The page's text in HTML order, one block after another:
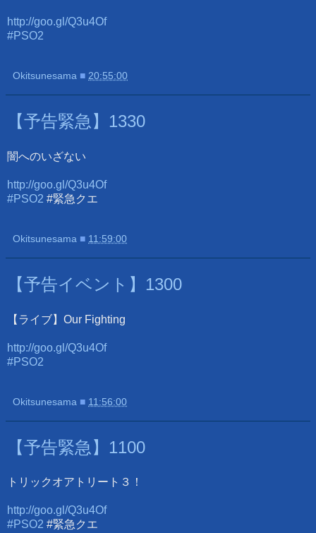
http://goo.gl/Q3u4Of
#PSO2
Okitsunesama ■ 20:55:00
【予告緊急】1330
闇へのいざない
http://goo.gl/Q3u4Of
#PSO2 #緊急クエ
Okitsunesama ■ 11:59:00
【予告イベント】1300
【ライブ】Our Fighting
http://goo.gl/Q3u4Of
#PSO2
Okitsunesama ■ 11:56:00
【予告緊急】1100
トリックオアトリート３！
http://goo.gl/Q3u4Of
#PSO2 #緊急クエ